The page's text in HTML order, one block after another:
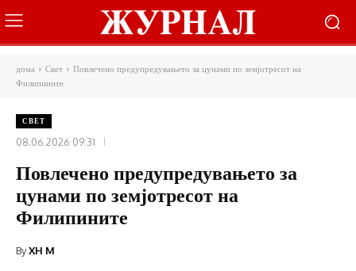
дома Свет
Повлечено предупредувањето за цунами по земјотресот на
Филипините
СВЕТ
08.06.2026 09:31
Повлечено предупредувањето за
цунами по земјотресот на
Филипините
ByXH M